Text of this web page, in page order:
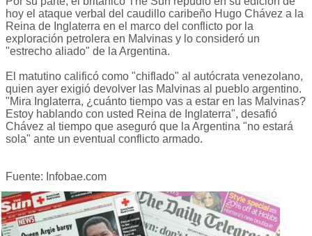
hoy el ataque verbal del caudillo caribeño Hugo Chávez a la
Reina de Inglaterra en el marco del conflicto por la
exploración petrolera en Malvinas y lo consideró un
"estrecho aliado" de la Argentina.
El matutino calificó como "chiflado" al autócrata venezolano,
quien ayer exigió devolver las Malvinas al pueblo argentino.
"Mira Inglaterra, ¿cuánto tiempo vas a estar en las Malvinas?
Estoy hablando con usted Reina de Inglaterra", desafió
Chávez al tiempo que aseguró que la Argentina "no estará
sola" ante un eventual conflicto armado.
Fuente: Infobae.com